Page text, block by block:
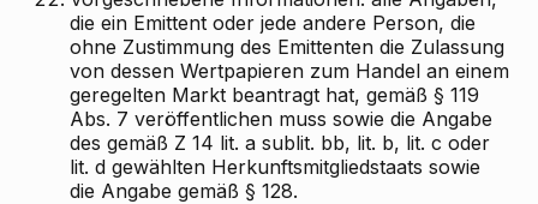
die ein Emittent oder jede andere Person, die
ohne Zustimmung des Emittenten die Zulassung
von dessen Wertpapieren zum Handel an einem
geregelten Markt beantragt hat, gemäß § 119
Abs. 7 veröffentlichen muss sowie die Angabe
des gemäß Z 14 lit. a sublit. bb, lit. b, lit. c oder
lit. d gewählten Herkunftsmitgliedstaats sowie
die Angabe gemäß § 128.